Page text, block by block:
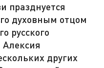
празднуется
духовным отцом
русского
Алексия
других